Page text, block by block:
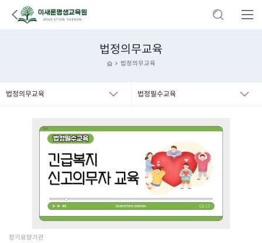
법정의무교육
법정의무교육
법정의무교육 법정필수교육
장기요양기관